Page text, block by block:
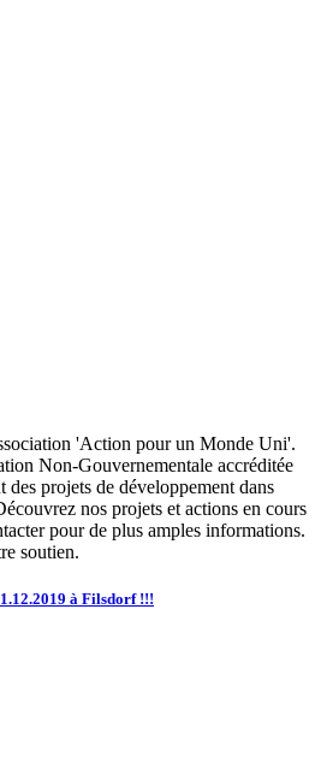
'Action pour un Monde Uni'.
Non-Gouvernementale accréditée
projets de développement dans
nos projets et actions en cours
pour de plus amples informations.
soutien.
à Filsdorf !!!